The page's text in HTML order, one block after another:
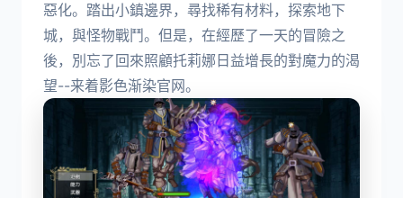
惡化。踏出小鎮邊界，尋找稀有材料，探索地下
城，與怪物戰鬥。但是，在經歷了一天的冒險之
後，別忘了回來照顧托莉娜日益增長的對魔力的渴
望--来着影色渐染官网。